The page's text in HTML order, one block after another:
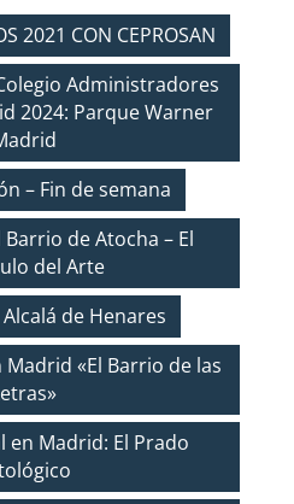
2021 CON CEPROSAN
Administradores
2024: Parque Warner
– Fin de semana
de Atocha – El
del Arte
de Henares
«El Barrio de las
en Madrid: El Prado